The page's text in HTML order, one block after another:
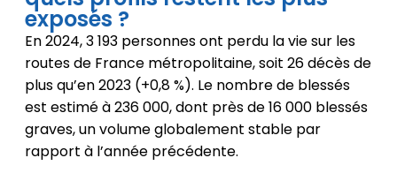
exposés ?
En 2024, 3 193 personnes ont perdu la vie sur les
routes de France métropolitaine, soit 26 décès de
plus qu’en 2023 (+0,8 %). Le nombre de blessés
est estimé à 236 000, dont près de 16 000 blessés
graves, un volume globalement stable par
rapport à l’année précédente.